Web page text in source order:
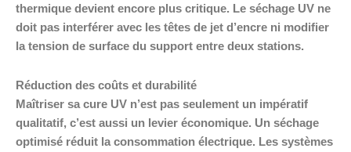
thermique devient encore plus critique. Le séchage UV ne
doit pas interférer avec les têtes de jet d’encre ni modifier
la tension de surface du support entre deux stations.
Réduction des coûts et durabilité
Maîtriser sa cure UV n’est pas seulement un impératif
qualitatif, c’est aussi un levier économique. Un séchage
optimisé réduit la consommation électrique. Les systèmes